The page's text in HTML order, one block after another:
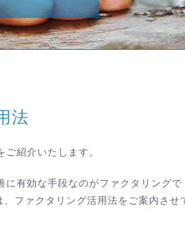
法
紹介いたします。
に有効な手段なのがファクタリングで
ファクタリング活用法をご案内させ